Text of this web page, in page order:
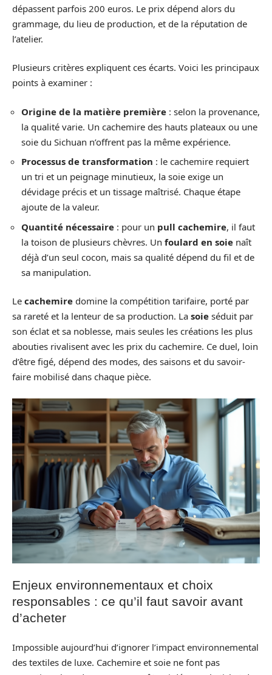
dépassent parfois 200 euros. Le prix dépend alors du
grammage, du lieu de production, et de la réputation de
l’atelier.
Plusieurs critères expliquent ces écarts. Voici les principaux
points à examiner :
Origine de la matière première : selon la provenance,
la qualité varie. Un cachemire des hauts plateaux ou une
soie du Sichuan n’offrent pas la même expérience.
Processus de transformation : le cachemire requiert
un tri et un peignage minutieux, la soie exige un
dévidage précis et un tissage maîtrisé. Chaque étape
ajoute de la valeur.
Quantité nécessaire : pour un pull cachemire, il faut
la toison de plusieurs chèvres. Un foulard en soie naît
déjà d’un seul cocon, mais sa qualité dépend du fil et de
sa manipulation.
Le cachemire domine la compétition tarifaire, porté par
sa rareté et la lenteur de sa production. La soie séduit par
son éclat et sa noblesse, mais seules les créations les plus
abouties rivalisent avec les prix du cachemire. Ce duel, loin
d’être figé, dépend des modes, des saisons et du savoir-
faire mobilisé dans chaque pièce.
Enjeux environnementaux et choix
responsables : ce qu’il faut savoir avant
d’acheter
Impossible aujourd’hui d’ignorer l’impact environnemental
des textiles de luxe. Cachemire et soie ne font pas